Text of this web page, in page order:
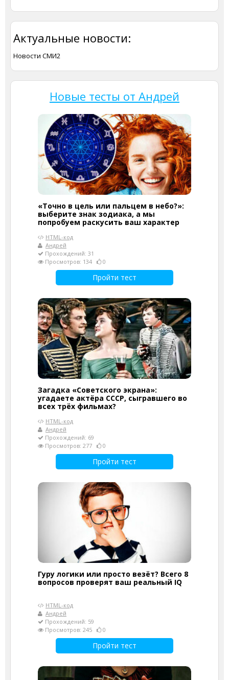
Актуальные новости:
Новости СМИ2
Новые тесты от Андрей
«Точно в цель или пальцем в небо?»:
выберите знак зодиака, а мы
попробуем раскусить ваш характер
HTML-код
Андрей
Прохождений: 31
Просмотров: 134
0
Пройти тест
Загадка «Советского экрана»:
угадаете актёра СССР, сыгравшего во
всех трёх фильмах?
HTML-код
Андрей
Прохождений: 69
Просмотров: 277
0
Пройти тест
Гуру логики или просто везёт? Всего 8
вопросов проверят ваш реальный IQ
HTML-код
Андрей
Прохождений: 59
Просмотров: 245
0
Пройти тест